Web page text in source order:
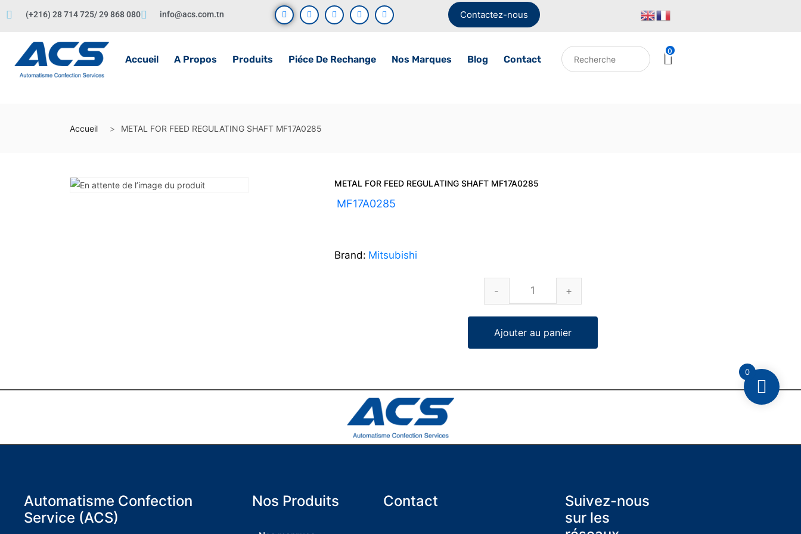
(+216) 28 714 725/ 29 868 080 info@acs.com.tn Contactez-nous
Accueil A Propos Produits Piéce De Rechange Nos Marques Blog Contact
0
Accueil METAL FOR FEED REGULATING SHAFT MF17A0285
METAL FOR FEED REGULATING SHAFT MF17A0285
MF17A0285
Brand: Mitsubishi
Ajouter au panier
Automatisme Confection
Service (ACS)
Nos Produits Contact
Suivez-nous
sur les
0